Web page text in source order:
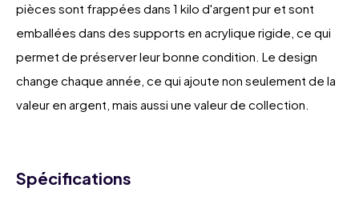
pièces sont frappées dans 1 kilo d'argent pur et sont
emballées dans des supports en acrylique rigide, ce qui
permet de préserver leur bonne condition. Le design
change chaque année, ce qui ajoute non seulement de la
valeur en argent, mais aussi une valeur de collection.
Spécifications